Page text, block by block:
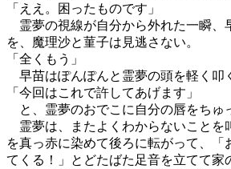
「ええ。困ったものです」
霊夢の視線が自分から外れた一瞬、
を、魔理沙と菫子は見逃さない。
「全くもう」
早苗はぽんぽんと霊夢の頭を軽く叩
「今回はこれで許してあげます」
と、霊夢のおでこに自分の唇をちゅ
霊夢は、またよくわからないことを
を真っ赤に染めて後ろに転がって、
てくる！」とどたばた足音を立てて家